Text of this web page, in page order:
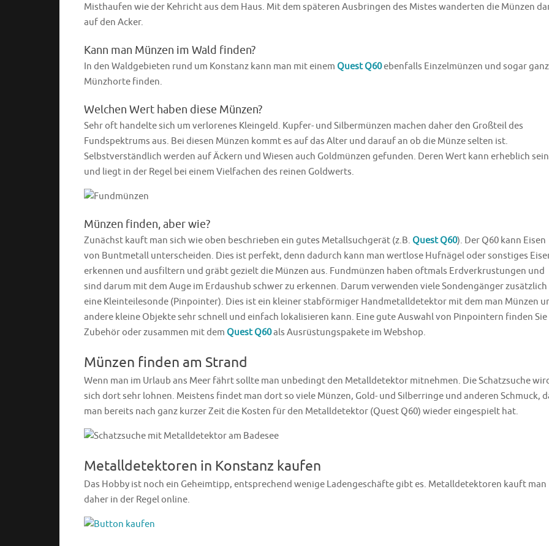
Misthaufen wie der Kehricht aus dem Haus. Mit dem späteren Ausbringen des Mistes wanderten die Münzen
auf den Acker.
Kann man Münzen im Wald finden?
In den Waldgebieten rund um Konstanz kann man mit einem Quest Q60ebenfalls Einzelmünzen und sogar
Münzhorte finden.
Welchen Wert haben diese Münzen?
Sehr oft handelte sich um verlorenes Kleingeld. Kupfer- und Silbermünzen machen daher den Großteil des
Fundspektrums aus. Bei diesen Münzen kommt es auf das Alter und darauf an ob die Münze selten ist.
Selbstverständlich werden auf Äckern und Wiesen auch Goldmünzen gefunden. Deren Wert kann erheblich sein
und liegt in der Regel bei einem Vielfachen des reinen Goldwerts.
Münzen finden, aber wie?
Zunächst kauft man sich wie oben beschrieben ein gutes Metallsuchgerät (z.B. Quest Q60). Der Q60 kann Eisen
von Buntmetall unterscheiden. Dies ist perfekt, denn dadurch kann man wertlose Hufnägel oder sonstiges
erkennen und ausfiltern und gräbt gezielt die Münzen aus. Fundmünzen haben oftmals Erdverkrustungen und
sind darum mit dem Auge im Erdaushub schwer zu erkennen. Darum verwenden viele Sondengänger zusätzlich
eine Kleinteilesonde (Pinpointer). Dies ist ein kleiner stabförmiger Handmetalldetektor mit dem man Münzen
andere kleine Objekte sehr schnell und einfach lokalisieren kann. Eine gute Auswahl von Pinpointern finden Sie
Zubehör oder zusammen mit dem Quest Q60als Ausrüstungspakete im Webshop.
Münzen finden am Strand
Wenn man im Urlaub ans Meer fährt sollte man unbedingt den Metalldetektor mitnehmen. Die Schatzsuche
sich dort sehr lohnen. Meistens findet man dort so viele Münzen, Gold- und Silberringe und anderen Schmuck,
man bereits nach ganz kurzer Zeit die Kosten für den Metalldetektor (Quest Q60) wieder eingespielt hat.
Metalldetektoren in Konstanz kaufen
Das Hobby ist noch ein Geheimtipp, entsprechend wenige Ladengeschäfte gibt es. Metalldetektoren kauft man
daher in der Regel online.